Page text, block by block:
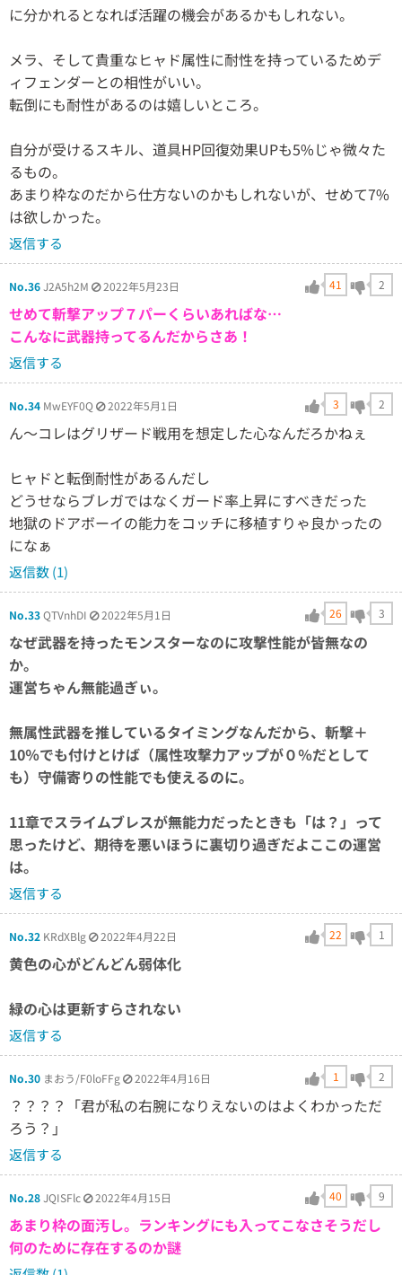
に分かれるとなれば活躍の機会があるかもしれない。
メラ、そして貴重なヒャド属性に耐性を持っているためデ
ィフェンダーとの相性がいい。
転倒にも耐性があるのは嬉しいところ。
自分が受けるスキル、道具HP回復効果UPも5%じゃ微々た
るもの。
あまり枠なのだから仕方ないのかもしれないが、せめて7%
は欲しかった。
返信する
No.36J2A5h2M 2022年5月23日 41 2
せめて斬撃アップ７パーくらいあればな…
こんなに武器持ってるんだからさあ！
返信する
No.34 MwEYF0Q 2022年5月1日 3 2
ん～コレはグリザード戦用を想定した心なんだろかねぇ
ヒャドと転倒耐性があるんだし
どうせならブレガではなくガード率上昇にすべきだった
地獄のドアボーイの能力をコッチに移植すりゃ良かったの
になぁ
返信数 (1)
No.33QTVnhDI 2022年5月1日 26 3
なぜ武器を持ったモンスターなのに攻撃性能が皆無なの
か。
運営ちゃん無能過ぎぃ。
無属性武器を推しているタイミングなんだから、斬撃＋
10％でも付けとけば（属性攻撃力アップが０％だとして
も）守備寄りの性能でも使えるのに。
11章でスライムブレスが無能力だったときも「は？」って
思ったけど、期待を悪いほうに裏切り過ぎだよここの運営
は。
返信する
No.32 KRdXBlg 2022年4月22日 22 1
黄色の心がどんどん弱体化
緑の心は更新すらされない
返信する
No.30 まおう/F0loFFg 2022年4月16日 1 2
？？？？「君が私の右腕になりえないのはよくわかっただ
ろう？」
返信する
No.28JQISFlc 2022年4月15日 40 9
あまり枠の面汚し。ランキングにも入ってこなさそうだし
何のために存在するのか謎